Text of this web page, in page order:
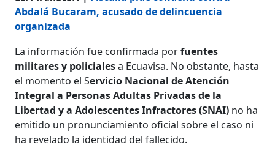
Abdalá Bucaram, acusado de delincuencia
organizada
La información fue confirmada porfuentes
militares y policialesa Ecuavisa. No obstante, hasta
el momento el Servicio Nacional de Atención
Integral a Personas Adultas Privadas de la
Libertad y a Adolescentes Infractores (SNAI) no ha
emitido un pronunciamiento oficial sobre el caso ni
ha revelado la identidad del fallecido.